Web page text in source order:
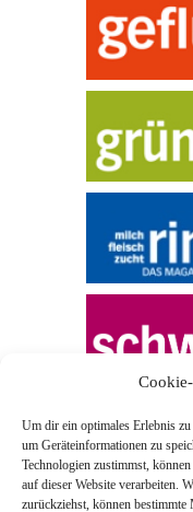
Um dir ein optimales Erlebnis
um Geräteinformationen zu
Technologien zustimmst,
auf dieser Website verarbeiten.
zurückziehst, können